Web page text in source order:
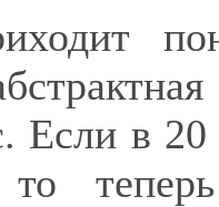
Если в
то